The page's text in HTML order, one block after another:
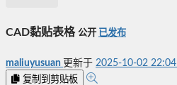
CAD黏贴表格 公开 已发布
maliuyusuan 更新于 2025-10-02 22:04
复制到剪贴板